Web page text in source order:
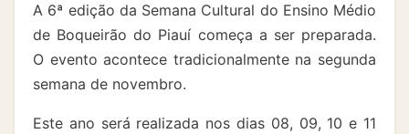
A 6ª edição da Semana Cultural do Ensino Médio
de Boqueirão do Piauí começa a ser preparada.
O evento acontece tradicionalmente na segunda
semana de novembro.
Este ano será realizada nos dias 08, 09, 10 e 11